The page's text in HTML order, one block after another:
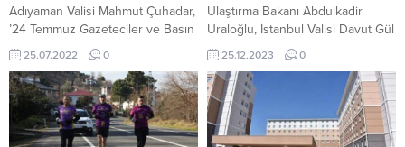
Adıyaman Valisi Mahmut Çuhadar,
’24 Temmuz Gazeteciler ve Basın
Bayramı’ nedeniyle mesaj
yayımladı. Farklı görüş ve
düşüncelerin seslendirilmesinde
ve ortak yaşama kültürünün
gelişmesinde basının önemli
görevler üstlendiği bir gerçek
25.07.2022 0
Ulaştırma Bakanı Abdulkadir
Uraloğlu, İstanbul Valisi Davut Gül
ve İstanbul ilçe belediye
başkanlarının da katılım sağladığı
açılışta konuşan Cumhurbaşkanı
Erdoğan, Trabzon Havalimanı’na
da değindi. Erdoğan, Trabzon
Havalimanı ile ilgili “Trabzon yeni
25.12.2023 0